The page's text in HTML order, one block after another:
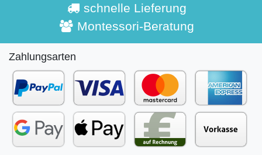
schnelle Lieferung
Montessori-Beratung
Zahlungsarten